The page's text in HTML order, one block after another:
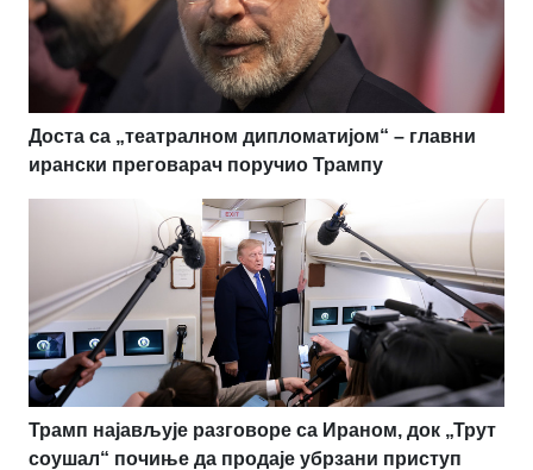
Доста са „театралном дипломатијом“ – главни
ирански преговарач поручио Трампу
Трамп најављује разговоре са Ираном, док „Трут
соушал“ почиње да продаје убрзани приступ